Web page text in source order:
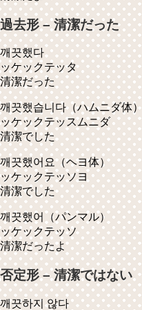
過去形 – 清潔だった
깨끗했다
ッケックテッタ
清潔だった
깨끗했습니다（ハムニダ体）
ッケックテッスムニダ
清潔でした
깨끗했어요（ヘヨ体）
ッケックテッソヨ
清潔でした
깨끗했어 （パンマル）
ッケックテッソ
清潔だったよ
否定形 – 清潔ではない
깨끗하지 않다